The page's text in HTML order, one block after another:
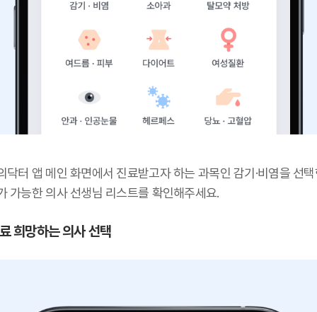
닥터 앱 메인 화면에서 진료받고자 하는 과목인 감기·비염을 선
가능한 의사 선생님 리스트를 확인해주세요.
희망하는 의사 선택